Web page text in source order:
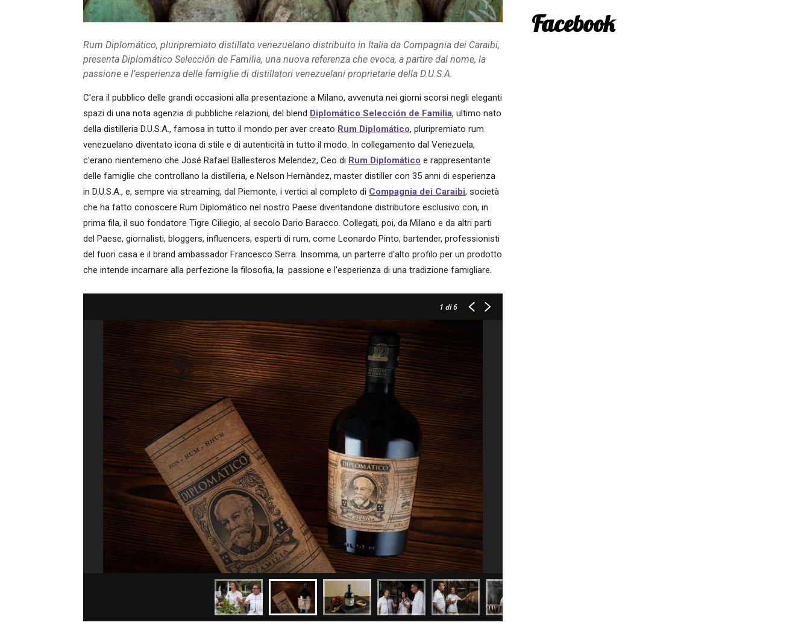
Rum Diplomático, pluripremiato distillato venezuelano distribuito in Italia da Compagnia dei Caraibi,
presenta Diplomático Selección de Familia, una nuova referenza che evoca, a partire dal nome, la
passione e l’esperienza delle famiglie di distillatori venezuelani proprietarie della D.U.S.A.
C'era il pubblico delle grandi occasioni alla presentazione a Milano, avvenuta nei giorni scorsi negli eleganti
spazi di una nota agenzia di pubbliche relazioni, del blend Diplomático Selección de Familia, ultimo nato
della distilleria D.U.S.A., famosa in tutto il mondo per aver creato Rum Diplomático, pluripremiato rum
venezuelano diventato icona di stile e di autenticità in tutto il modo. In collegamento dal Venezuela,
c'erano nientemeno che José Rafael Ballesteros Melendez, Ceo di Rum Diplomático e rappresentante
delle famiglie che controllano la distilleria, e Nelson Hernàndez, master distiller con 35 anni di esperienza
in D.U.S.A., e, sempre via streaming, dal Piemonte, i vertici al completo di Compagnia dei Caraibi, società
che ha fatto conoscere Rum Diplomático nel nostro Paese diventandone distributore esclusivo con, in
prima fila, il suo fondatore Tigre Ciliegio, al secolo Dario Baracco. Collegati, poi, da Milano e da altri parti
del Paese, giornalisti, bloggers, influencers, esperti di rum, come Leonardo Pinto, bartender, professionisti
del fuori casa e il brand ambassador Francesco Serra. Insomma, un parterre d'alto profilo per un prodotto
che intende incarnare alla perfezione la filosofia, la passione e l'esperienza di una tradizione famigliare.
1 di 6
Facebook